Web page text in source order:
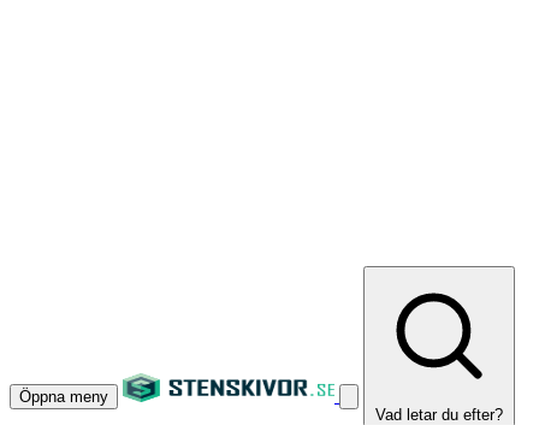
Öppna meny
Vad letar du efter?